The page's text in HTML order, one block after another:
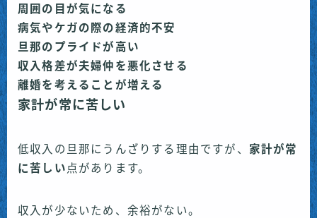
周囲の目が気になる
病気やケガの際の経済的不安
旦那のプライドが 高い
収入格差が夫婦仲を悪化させる
離婚を考えることが増える
家計が常に苦しい
低収入の旦那にうんざりする理由ですが、 家計が常
に苦しい 点があります。
収入が少ないため、余裕がない。